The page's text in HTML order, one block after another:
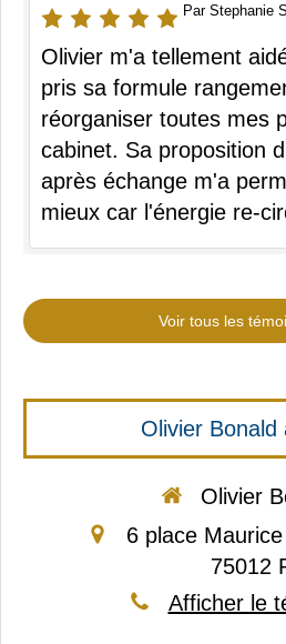
Par Stephanie
Olivier m'a tellement
pris sa formule
réorganiser toutes mes
cabinet. Sa proposition
après échange m'a
mieux car l'énergie re-
Voir tous les
Olivier Bonald
Olivier
6 place
75012
Afficher le